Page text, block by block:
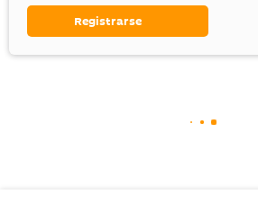
Registrarse